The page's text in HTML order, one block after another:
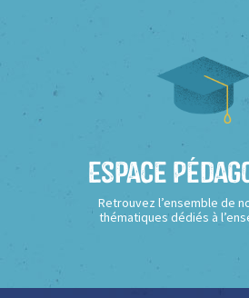
Espace
Retrouvez l’ensemble de
thématiques dédiés à